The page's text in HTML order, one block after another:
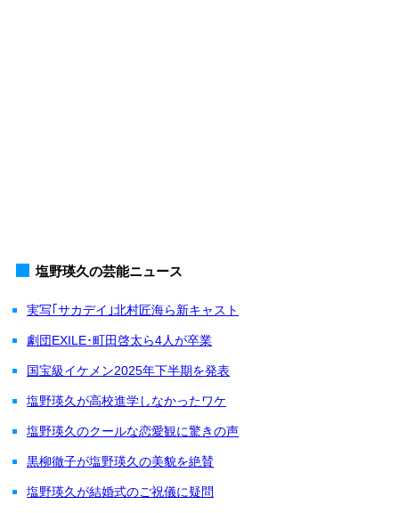
塩野瑛久の芸能ニュース
実写｢サカデイ｣北村匠海ら新キャスト
劇団EXILE･町田啓太ら4人が卒業
国宝級イケメン2025年下半期を発表
塩野瑛久が高校進学しなかったワケ
塩野瑛久のクールな恋愛観に驚きの声
黒柳徹子が塩野瑛久の美貌を絶賛
塩野瑛久が結婚式のご祝儀に疑問